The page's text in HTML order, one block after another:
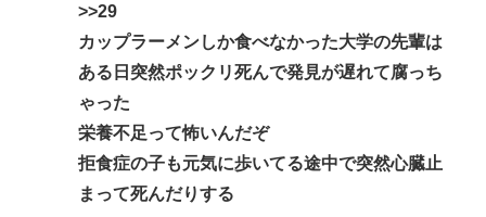
>>29
カップラーメンしか食べなかった大学の先輩は
ある日突然ポックリ死んで発見が遅れて腐っち
ゃった
栄養不足って怖いんだぞ
拒食症の子も元気に歩いてる途中で突然心臓止
まって死んだりする